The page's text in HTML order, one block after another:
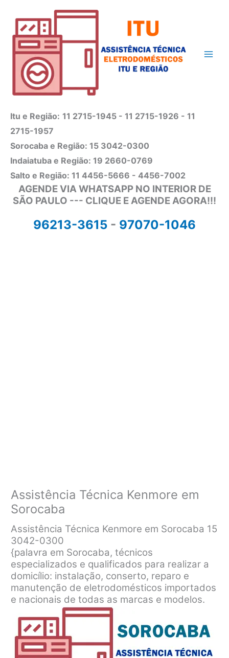
conteúdo
Itu e Região: 11 2715-1945 - 11 2715-1926 - 11
2715-1957
Sorocaba e Região: 15 3042-0300
Indaiatuba e Região: 19 2660-0769
Salto e Região: 11 4456-5666 - 4456-7002
AGENDE VIA WHATSAPP NO INTERIOR DE
SÃO PAULO --- CLIQUE E AGENDE AGORA!!!
96213-3615 - 97070-1046
Assistência Técnica Kenmore em
Sorocaba
Assistência Técnica Kenmore em Sorocaba 15
3042-0300
{palavra em Sorocaba, técnicos
especializados e qualificados para realizar a
domicílio: instalação, conserto, reparo e
manutenção de eletrodomésticos importados
e nacionais de todas as marcas e modelos.